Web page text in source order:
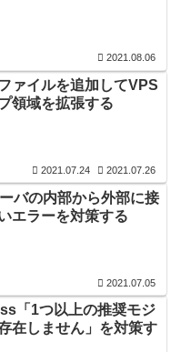
2021.08.06
ァイルを追加してVPS
領域を拡張する
2021.07.24 2021.07.26
バの内部から外部に接
エラーを対策する
2021.07.05
「1つ以上の推奨モジ
在しません」を対策す